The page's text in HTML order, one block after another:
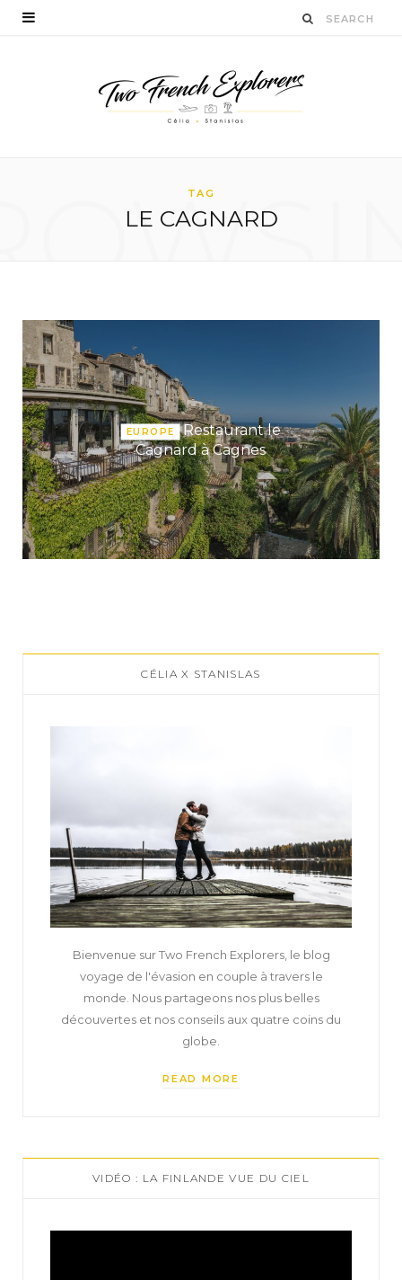
TAG
LE CAGNARD
EUROPE
Restaurant le
Cagnard à Cagnes
CÉLIA X STANISLAS
Bienvenue sur Two French Explorers, le blog
voyage de l'évasion en couple à travers le
monde. Nous partageons nos plus belles
découvertes et nos conseils aux quatre coins du
globe.
READ MORE
VIDÉO : LA FINLANDE VUE DU CIEL